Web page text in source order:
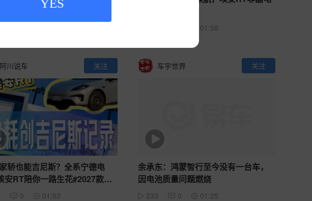
YES
01:58
阿川说车 关注
轿也能吉尼斯？全系宁德电
安RT陪你一路生花#2027款埃
0 01:52
车宇世界 关注
余承东：鸿蒙智行至今没有一台车，
因电池质量问题燃烧
233 0 01:25